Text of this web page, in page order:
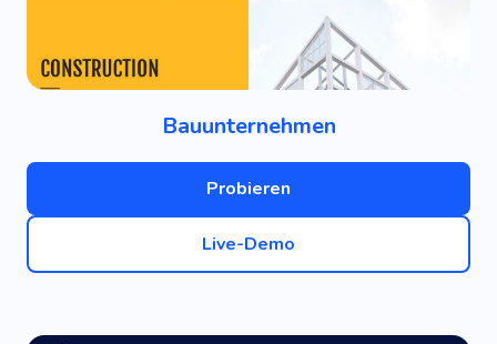
Bauunternehmen
Probieren
Live-Demo